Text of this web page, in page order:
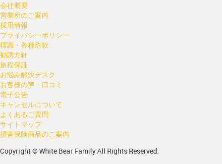
会社概要
営業所のご案内
採用情報
プライバシーポリシー
標識・各種約款
勧誘方針
旅程保証
お悩み解決デスク
お客様の声・口コミ
電子公告
キャンセルについて
よくあるご質問
サイトマップ
損害保険商品のご案内
Copyright © White Bear Family All Rights Reserved.